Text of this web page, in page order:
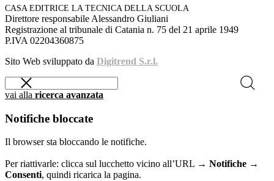
CASA EDITRICE LA TECNICA DELLA SCUOLA
Direttore responsabile Alessandro Giuliani
Registrazione al tribunale di Catania n. 75 del 21 aprile 1949
P.IVA 02204360875
Sito Web sviluppato da Digitrend S.r.l.
vai alla ricerca avanzata
Notifiche bloccate
Il browser sta bloccando le notifiche.
Per riattivarle: clicca sul lucchetto vicino all’URL → Notifiche →
Consenti, quindi ricarica la pagina.